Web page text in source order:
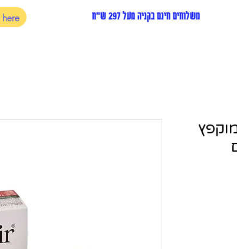
משלוחים חינם בקניה מעל 297 ש"ח